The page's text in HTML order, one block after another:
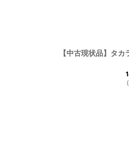
【中古現状品】タ
(